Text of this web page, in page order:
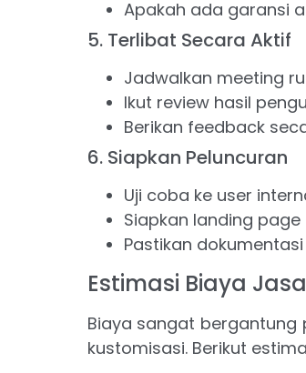
Apakah ada garansi
5. Terlibat Secara Aktif
Jadwalkan meeting
Ikut review hasil
Berikan feedback
6. Siapkan Peluncuran
Uji coba ke user
Siapkan landing
Pastikan
Estimasi Biaya
Biaya sangat
kustomisasi. Berikut